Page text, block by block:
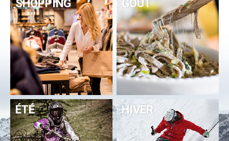
SHOPPING GOÛT
ÉTÉ HIVER